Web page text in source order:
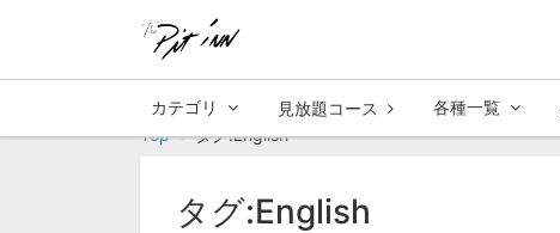
カテゴリ 見放題コース 各種一覧
Top
タグ:English
タグ:English